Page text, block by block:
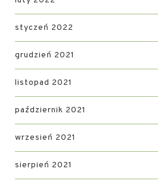
styczeń 2022
grudzień 2021
listopad 2021
październik 2021
wrzesień 2021
sierpień 2021